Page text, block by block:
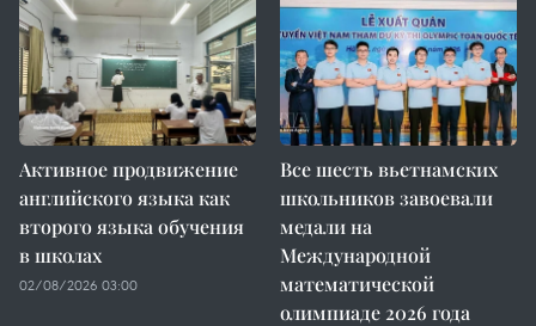
Активное продвижение
английского языка как
второго языка обучения
в школах
02/08/2026 03:00
Все шесть вьетнамских
школьников завоевали
медали на
Международной
математической
олимпиаде 2026 года